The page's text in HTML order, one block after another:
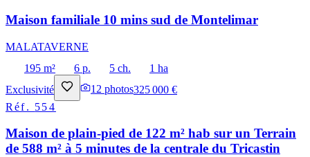
Maison familiale 10 mins sud de Montelimar
MALATAVERNE
195 m²
6 p. 5 ch.
1 ha
Exclusivité
12 photos325 000 €
Réf. 554
Maison de plain-pied de 122 m² hab sur un Terrain
de 588 m² à 5 minutes de la centrale du Tricastin